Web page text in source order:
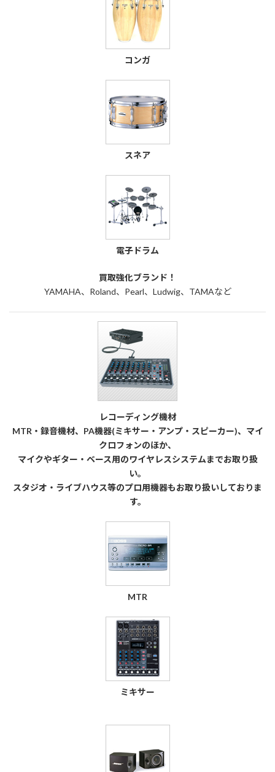
コンガ
スネア
電子ドラム
買取強化ブランド！
YAMAHA、Roland、Pearl、Ludwig、TAMAなど
レコーディング機材
MTR・録音機材、PA機器(ミキサー・アンプ・スピーカー)、マイ
クロフォンのほか、
マイクやギター・ベース用のワイヤレスシステムまでお取り扱
い。
スタジオ・ライブハウス等のプロ用機器もお取り扱いしておりま
す。
MTR
ミキサー